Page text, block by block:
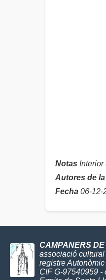
Notas Interior
Autores de
Fecha 06-12-
CAMPANERS
associació
registre
CIF G-97540959 -